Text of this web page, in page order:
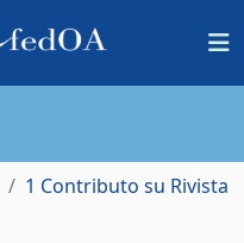
1 Contributo su Rivista